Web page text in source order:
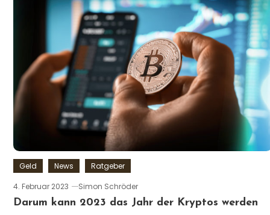
Geld News
Ratgeber
4. Februar 2023
Simon Schröder
Darum kann 2023 das Jahr der Kryptos werden